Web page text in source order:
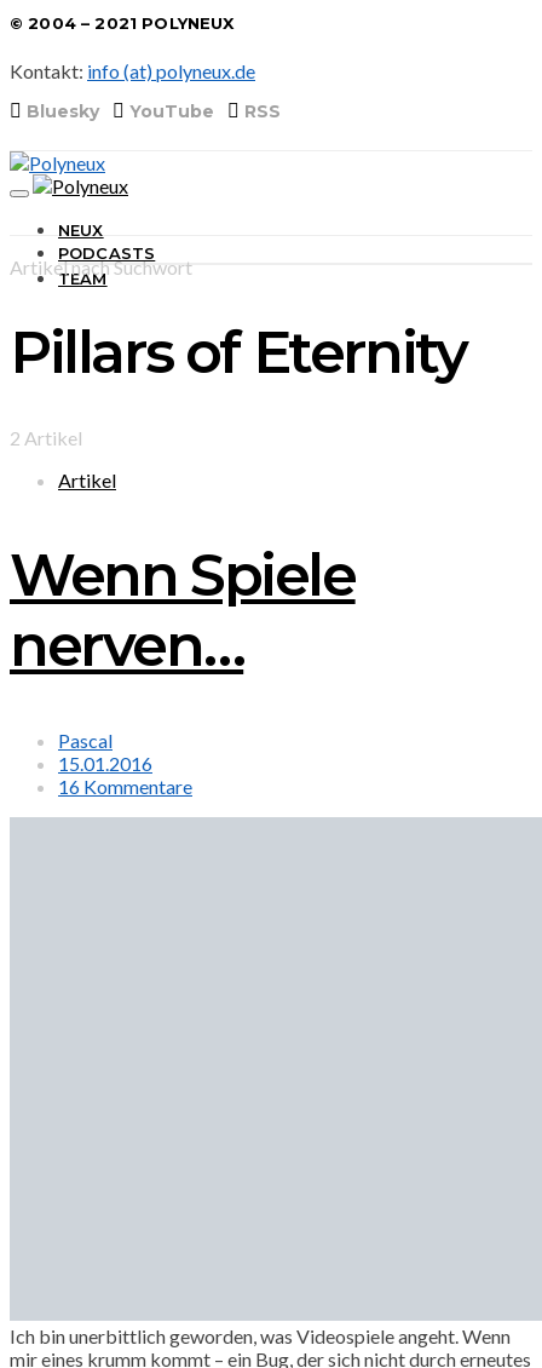
© 2004 – 2021 POLYNEUX
Kontakt: info (at) polyneux.de
Bluesky YouTube RSS
NEUX
PODCASTS
TEAM
Artikel nach Suchwort
Pillars of Eternity
2 Artikel
Artikel
Wenn Spiele
nerven…
Pascal
15.01.2016
16 Kommentare
Ich bin unerbittlich geworden, was Videospiele angeht. Wenn
mir eines krumm kommt – ein Bug, der sich nicht durch erneutes